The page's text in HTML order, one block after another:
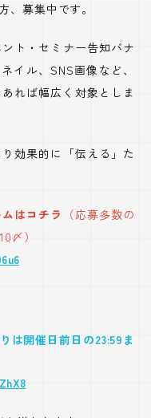
、募集中です。
ト・セミナー告知バナ
イル、SNS画像など、
れば幅広く対象としま
効果的に「伝える」た
はコチラ
（応募多数の
〆）
は開催日前日の23:59ま